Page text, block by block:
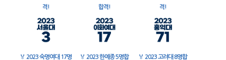
격!
합격!
격!
🏅 2023 숙명여대 17명
🏅 2023 한예종 5명합
🏅 2023 고려대 8명합